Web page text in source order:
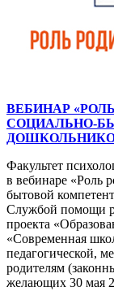
ВЕБИНАР
СОЦИАЛЬНО-
Факультет
в вебинаре «Роль
бытовой
Службой помощи
проекта
«Современная
педагогической,
родителям
желающих 30 мая